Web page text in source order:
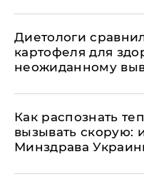
Диетологи
картофеля для
неожиданному
Как распознать
вызывать скорую:
Минздрава